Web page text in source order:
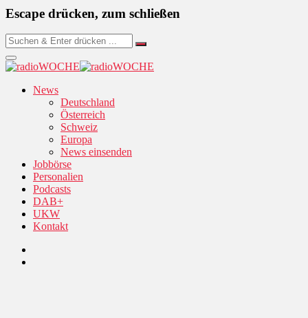
Escape drücken, zum schließen
News
Deutschland
Österreich
Schweiz
Europa
News einsenden
Jobbörse
Personalien
Podcasts
DAB+
UKW
Kontakt